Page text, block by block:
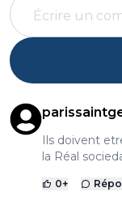
Ils doivent
la Réal
0+